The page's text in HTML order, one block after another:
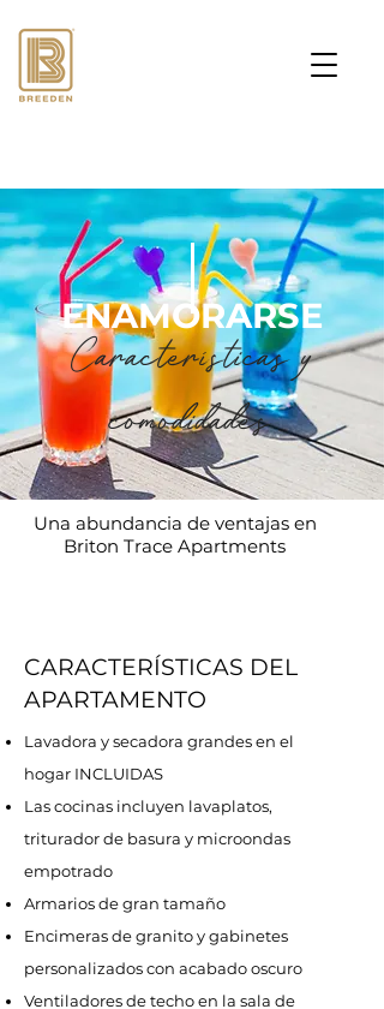
ENAMORARSE
Características y
comodidades
Una abundancia de ventajas en
Briton Trace Apartments
CARACTERÍSTICAS DEL
APARTAMENTO
Lavadora y secadora grandes en el
hogar INCLUIDAS
Las cocinas incluyen lavaplatos,
triturador de basura y microondas
empotrado
Armarios de gran tamaño
Encimeras de granito y gabinetes
personalizados con acabado oscuro
Ventiladores de techo en la sala de